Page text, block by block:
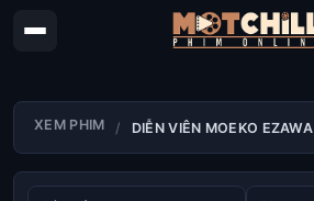
XEM PHIM DIỄN VIÊN MOEKO EZAWA